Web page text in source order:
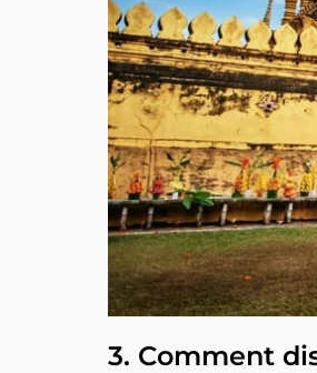
3. Comment